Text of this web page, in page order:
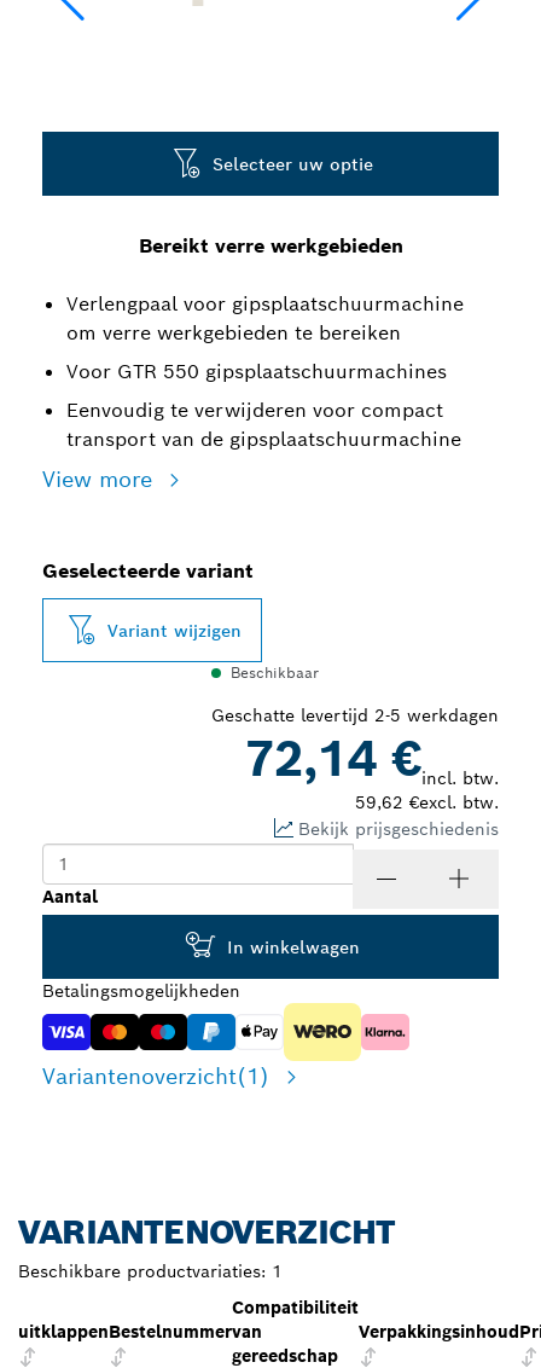
Bereikt verre werkgebieden
Verlengpaal voor gipsplaatschuurmachine
om verre werkgebieden te bereiken
Voor GTR 550 gipsplaatschuurmachines
Eenvoudig te verwijderen voor compact
transport van de gipsplaatschuurmachine
View more
Selecteer uw optie
Geselecteerde variant
Variant wijzigen
Beschikbaar
Geschatte levertijd 2-5 werkdagen
72,14 €incl. btw.
59,62 €excl. btw.
Bekijk prijsgeschiedenis
Aantal
In winkelwagen
Betalingsmogelijkheden
Variantenoverzicht(1)
VARIANTENOVERZICHT
Beschikbare productvariaties: 1
uitklappenBestelnummer
Compatibiliteit
van
gereedschap
Verpakkingsinhoud